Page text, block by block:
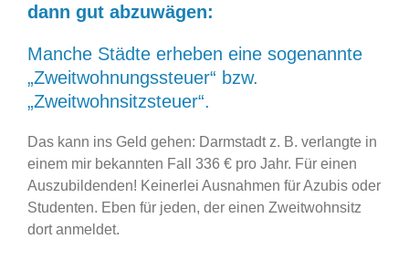
dann gut abzuwägen:
Manche Städte erheben eine sogenannte
„Zweitwohnungssteuer“ bzw.
„Zweitwohnsitzsteuer“.
Das kann ins Geld gehen: Darmstadt z. B. verlangte in
einem mir bekannten Fall 336 € pro Jahr. Für einen
Auszubildenden! Keinerlei Ausnahmen für Azubis oder
Studenten. Eben für jeden, der einen Zweitwohnsitz
dort anmeldet.